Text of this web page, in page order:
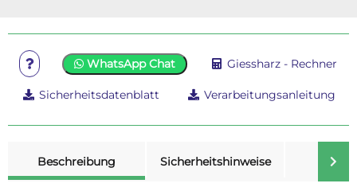
WhatsApp Chat Giessharz - Rechner
Sicherheitsdatenblatt Verarbeitungsanleitung
Beschreibung
Sicherheitshinweise